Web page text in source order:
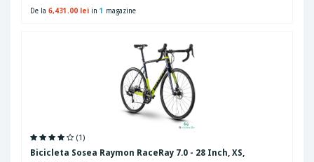
De la 6,431.00 lei in 1 magazine
(1)
Bicicleta Sosea Raymon RaceRay 7.0 - 28 Inch, XS,